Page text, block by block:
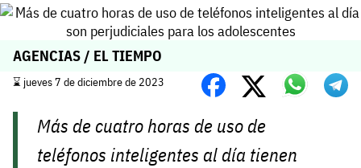
AGENCIAS / EL TIEMPO
⌛️ jueves 7 de diciembre de 2023
Más de cuatro horas de uso de
teléfonos inteligentes al día tienen